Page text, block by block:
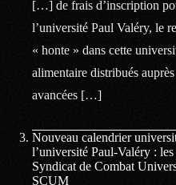
[…] de frais d’inscription
l’université Paul Valéry, le
« honte » dans cette
alimentaire distribués
avancées […]
Nouveau calendrier
l’université Paul-Valéry :
Syndicat de Combat
SCUM